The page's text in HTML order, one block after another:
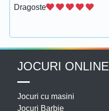
Dragoste
JOCURI ONLINE
Jocuri cu masini
Jocuri Barbie